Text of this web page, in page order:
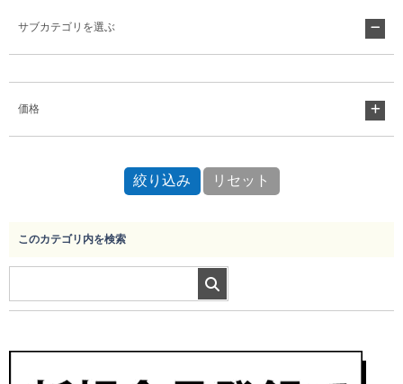
サブカテゴリを選ぶ
価格
このカテゴリ内を検索